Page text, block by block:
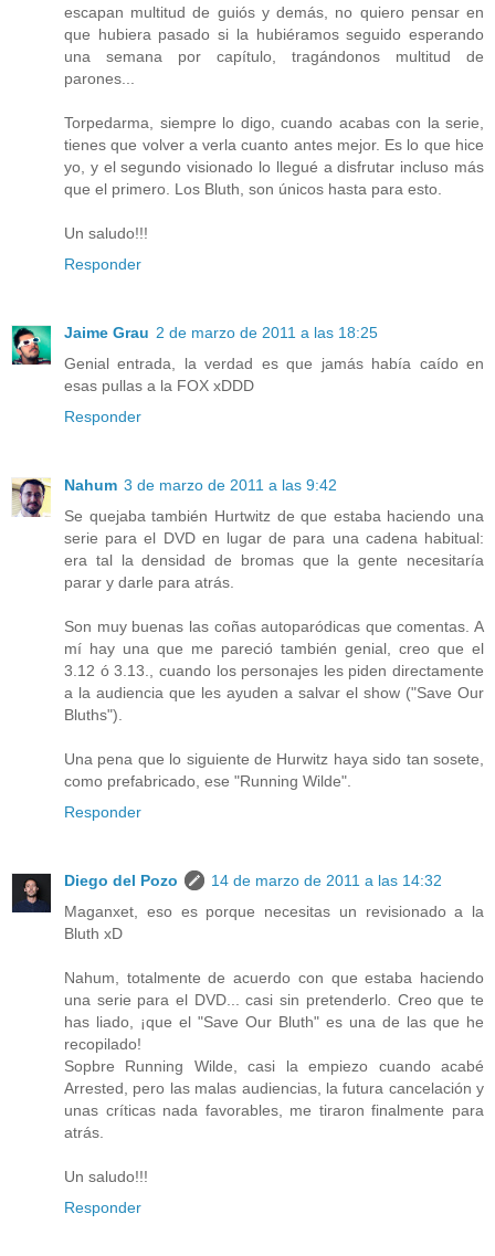
escapan multitud de guiós y demás, no quiero pensar en
que hubiera pasado si la hubiéramos seguido esperando
una semana por capítulo, tragándonos multitud de
parones...
Torpedarma, siempre lo digo, cuando acabas con la serie,
tienes que volver a verla cuanto antes mejor. Es lo que hice
yo, y el segundo visionado lo llegué a disfrutar incluso más
que el primero. Los Bluth, son únicos hasta para esto.
Un saludo!!!
Responder
Jaime Grau 2 de marzo de 2011 a las 18:25
Genial entrada, la verdad es que jamás había caído en
esas pullas a la FOX xDDD
Responder
Nahum 3 de marzo de 2011 a las 9:42
Se quejaba también Hurtwitz de que estaba haciendo una
serie para el DVD en lugar de para una cadena habitual:
era tal la densidad de bromas que la gente necesitaría
parar y darle para atrás.
Son muy buenas las coñas autoparódicas que comentas. A
mí hay una que me pareció también genial, creo que el
3.12 ó 3.13., cuando los personajes les piden directamente
a la audiencia que les ayuden a salvar el show ("Save Our
Bluths").
Una pena que lo siguiente de Hurwitz haya sido tan sosete,
como prefabricado, ese "Running Wilde".
Responder
Diego del Pozo
14 de marzo de 2011 a las 14:32
Maganxet, eso es porque necesitas un revisionado a la
Bluth xD
Nahum, totalmente de acuerdo con que estaba haciendo
una serie para el DVD... casi sin pretenderlo. Creo que te
has liado, ¡que el "Save Our Bluth" es una de las que he
recopilado!
Sopbre Running Wilde, casi la empiezo cuando acabé
Arrested, pero las malas audiencias, la futura cancelación y
unas críticas nada favorables, me tiraron finalmente para
atrás.
Un saludo!!!
Responder